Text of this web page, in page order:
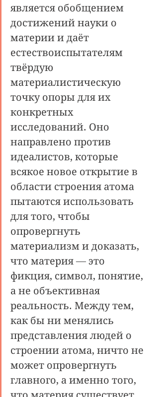
является обобщением
достижений науки о
материи и даёт
естествоиспытателям
твёрдую
материалистическую
точку опоры для их
конкретных
исследований. Оно
направлено против
идеалистов, которые
всякое новое открытие в
области строения атома
пытаются использовать
для того, чтобы
опровергнуть
материализм и доказать,
что материя — это
фикция, символ, понятие,
а не объективная
реальность. Между тем,
как бы ни менялись
представления людей о
строении атома, ничто не
может опровергнуть
главного, а именно того,